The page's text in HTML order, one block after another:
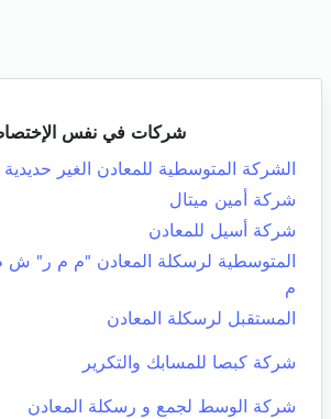
شركات في نفس
الشركة المتوسطية للمعادن الغير حديدية
شركة أمين ميتال
شركة أسيل للمعادن
المتوسطية لرسكلة المعادن "م م ر" ش
م
المستقبل لرسكلة المعادن
شركة كبصا للمسابك والتكرير
شركة الوسط لجمع و رسكلة المعادن